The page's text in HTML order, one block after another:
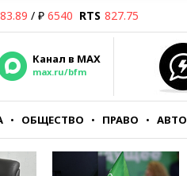
83.89 / ₽ 6540 RTS 827.75
Канал в MAX
max.ru/bfm
ОБЩЕСТВО ПРАВО АВТО